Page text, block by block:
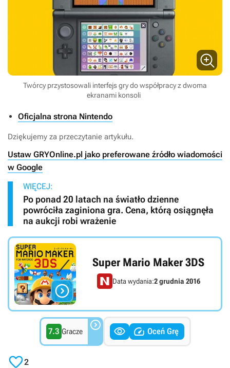
Twórcy przystosowali interfejs gry do współpracy z dwoma
ekranami konsoli
Oficjalna strona Nintendo
Dziękujemy za przeczytanie artykułu.
Ustaw GRYOnline.pl jako preferowane źródło wiadomości
w Google
WIĘCEJ:
Po ponad 20 latach na światło dzienne
powróciła zaginiona gra. Cena, którą osiągnęła
na aukcji robi wrażenie

Super Mario Maker 3DS
Data wydania:2 grudnia 2016
7.3 Gracze    Oceń Grę
2